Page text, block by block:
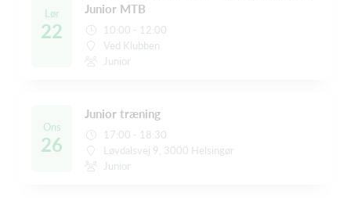
Lør
22
Junior MTB
10:00 - 12:00
Ved Klubben
Junior
Ons
26
Junior træning
17:00 - 18:30
Løvdalsvej 9, 3000 Helsingør
Junior